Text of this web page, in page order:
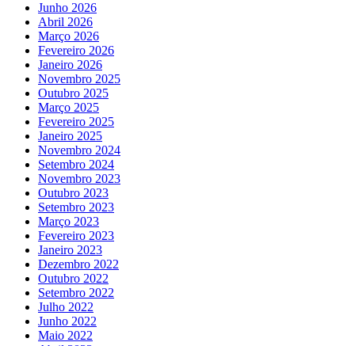
Junho 2026
Abril 2026
Março 2026
Fevereiro 2026
Janeiro 2026
Novembro 2025
Outubro 2025
Março 2025
Fevereiro 2025
Janeiro 2025
Novembro 2024
Setembro 2024
Novembro 2023
Outubro 2023
Setembro 2023
Março 2023
Fevereiro 2023
Janeiro 2023
Dezembro 2022
Outubro 2022
Setembro 2022
Julho 2022
Junho 2022
Maio 2022